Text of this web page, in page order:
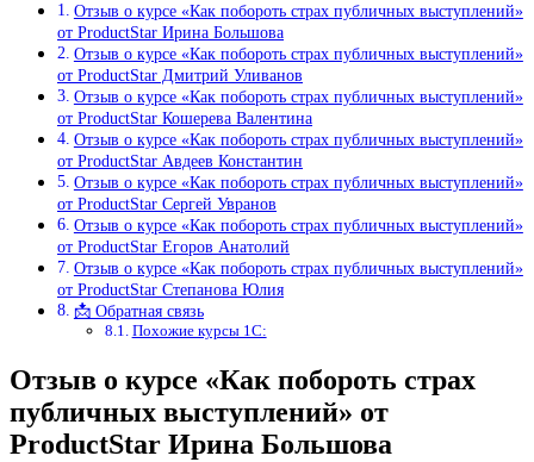
Отзыв о курсе «Как побороть страх публичных выступлений»
от ProductStar Ирина Большова
Отзыв о курсе «Как побороть страх публичных выступлений»
от ProductStar Дмитрий Уливанов
Отзыв о курсе «Как побороть страх публичных выступлений»
от ProductStar Кошерева Валентина
Отзыв о курсе «Как побороть страх публичных выступлений»
от ProductStar Авдеев Константин
Отзыв о курсе «Как побороть страх публичных выступлений»
от ProductStar Сергей Увранов
Отзыв о курсе «Как побороть страх публичных выступлений»
от ProductStar Егоров Анатолий
Отзыв о курсе «Как побороть страх публичных выступлений»
от ProductStar Степанова Юлия
📩 Обратная связь
Похожие курсы 1С:
Отзыв о курсе «Как побороть страх
публичных выступлений» от
ProductStar Ирина Большова